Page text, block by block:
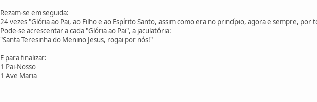
Rezam-se em seguida:
24 vezes "Glória ao Pai, ao Filho e ao Espírito Santo, assim como era no princípio, agora e sempre, por
Pode-se acrescentar a cada "Glória ao Pai", a jaculatória:
"Santa Teresinha do Menino Jesus, rogai por nós!"
E para finalizar:
1 Pai-Nosso
1 Ave Maria